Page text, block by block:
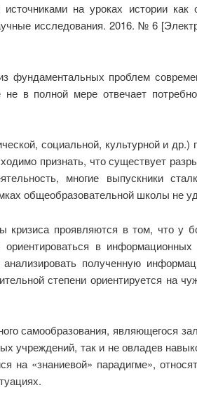
на уроках истории
исследования. 2016. № 6
фундаментальных проблем
не в полной мере отвечает
социальной, культурной и
признать, что существует
многие выпускники
общеобразовательной школы не
кризиса проявляются в том, что у
в
полученную
степени ориентируется на
самообразования, являющегося
учреждений, так и не овладев
на «знаниевой» парадигме»,